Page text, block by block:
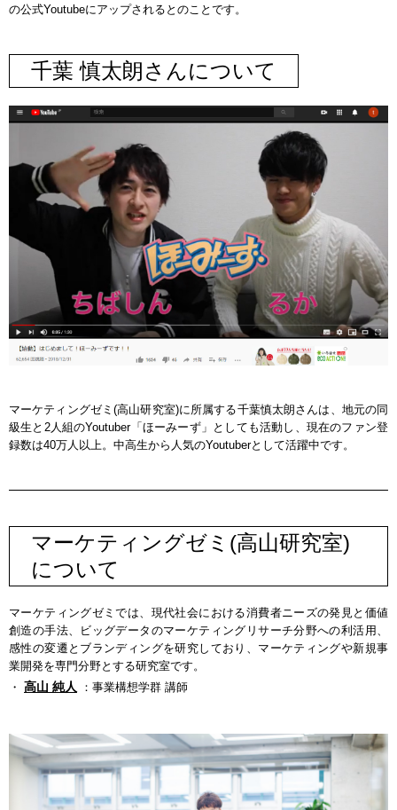
の公式Youtubeにアップされるとのことです。
千葉 慎太朗さんについて
マーケティングゼミ(高山研究室)に所属する千葉慎太朗さんは、地元の同
級生と2人組のYoutuber「ほーみーず」としても活動し、現在のファン登
録数は40万人以上。中高生から人気のYoutuberとして活躍中です。
マーケティングゼミ(高山研究室)
について
マーケティングゼミでは、現代社会における消費者ニーズの発見と価値
創造の手法、ビッグデータのマーケティングリサーチ分野への利活用、
感性の変遷とブランディングを研究しており、マーケティングや新規事
業開発を専門分野とする研究室です。
・ 高山 純人 ：事業構想学群 講師